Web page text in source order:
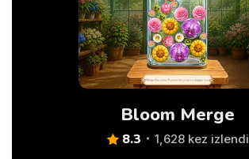
Bloom Merge
8.3 1,628 kez izlendi